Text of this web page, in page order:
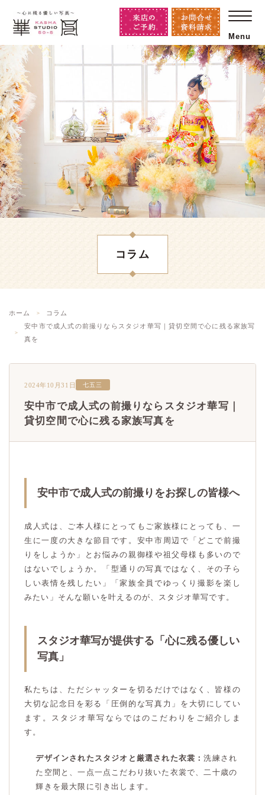
Menu
コラム
ホーム
コラム
安中市で成人式の前撮りならスタジオ華写｜貸切空間で心に残る家族写
真を
2024年10月31日 七五三
安中市で成人式の前撮りならスタジオ華写｜
貸切空間で心に残る家族写真を
安中市で成人式の前撮りをお探しの皆様へ
成人式は、ご本人様にとってもご家族様にとっても、一
生に一度の大きな節目です。安中市周辺で「どこで前撮
りをしようか」とお悩みの親御様や祖父母様も多いので
はないでしょうか。「型通りの写真ではなく、その子ら
しい表情を残したい」「家族全員でゆっくり撮影を楽し
みたい」そんな願いを叶えるのが、スタジオ華写です。
スタジオ華写が提供する「心に残る優しい
写真」
私たちは、ただシャッターを切るだけではなく、皆様の
大切な記念日を彩る「圧倒的な写真力」を大切にしてい
ます。スタジオ華写ならではのこだわりをご紹介しま
す。
デザインされたスタジオと厳選された衣裳：洗練され
た空間と、一点一点こだわり抜いた衣裳で、二十歳の
輝きを最大限に引き出します。